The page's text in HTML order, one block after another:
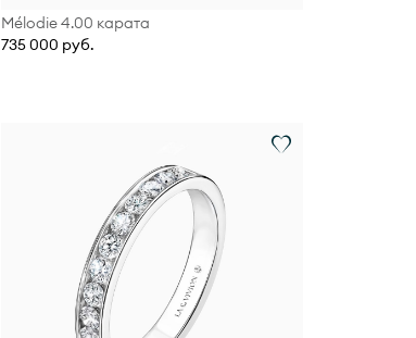
Mélodie 4.00 карата
735 000 руб.